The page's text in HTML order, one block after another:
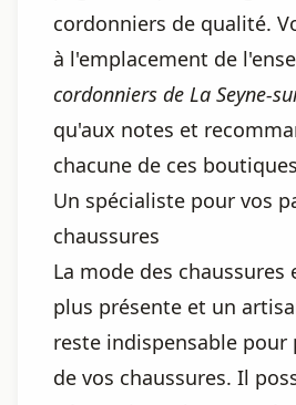
cordonniers de qualité.
à l'emplacement de
cordonniers de La Seyne-
qu'aux notes et
chacune de ces
Un spécialiste pour vos
chaussures
La mode des
plus présente et un
reste indispensable pour
de vos chaussures. Il